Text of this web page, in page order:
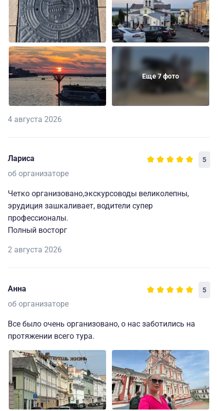
Еще 7 фото
4 августа 2026
Лариса 5
об организаторе
Четко организовано,экскурсоводы великолепны,
эрудиция зашкаливает, водители супер
профессионалы.
Полный восторг
2 августа 2026
Анна 5
об организаторе
Все было очень организовано, о нас заботились на
протяжении всего тура.